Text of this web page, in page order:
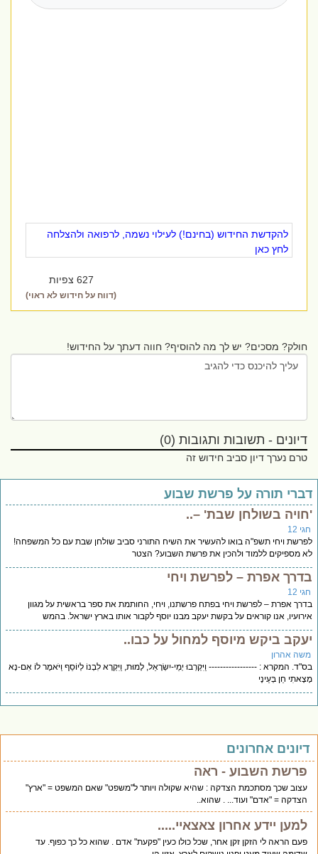
להקדשת החידוש (בחינם!) לעילוי נשמה, לרפואה ולהצלחה
לחץ כאן
627 צפיות
(דווח על חידוש לא ראוי)
חולק? מסכים? יש לך מה להוסיף? חווה דעתך על החידוש!
דיונים - תשובות ותגובות (0)
טרם נערך דיון סביב חידוש זה
תורה על פרשת שבוע
בשולחן שבת' –..
12
ויחי תשפ"ה בואו להעשיר את השיח התורני סביב שולחן שבת עם כל המשפחה!
מספיקים ללמוד ולהכין את פרשת השבוע? הצטר
אפרת – לפרשת ויחי
12
אפרת – לפרשת ויחי בפתח פרשתנו, ויחי, החותמת את ספר בראשית על מגוון
אנו קוראים על בקשת יעקב מבנו יוסף לקבור אותו בארץ ישראל. בהמש
ביקש מיוסף למחול על כבו..
אהרון
המקרא : ----------------- וַיִּקְרְבוּ יְמֵי-יִשְׂרָאֵל, לָמוּת, וַיִּקְרָא לִבְנוֹ לְיוֹסֵף וַיֹּאמֶר לוֹ אִם-נָא
חֵן בְּעֵינֶי
אחרונים
פרשת השבוע - ראה
עצוב שכך מסתכמת הצדקה : שהיא שקולה ויותר ל"משפט" שאם המשפט = "ארץ"
הצדקה = "אדם" ועוד... . שהוא..
למען יידע אחרון צאצאיי.....
פעם הראה לי הזקן זקן אחר, שכל כולו כעין "פקעת" אדם . שהוא כל כך כפוף. עד